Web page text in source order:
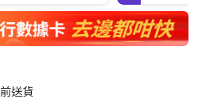
前送貨